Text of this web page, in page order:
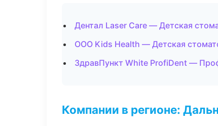
Дентал Laser Care — Детская
ООО Kids Health — Детская
ЗдравПункт White ProfiDent —
Компании в регионе: